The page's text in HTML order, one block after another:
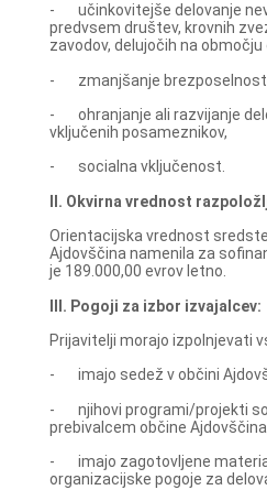
- učinkovitejše delovanje
predvsem društev, krovnih
zavodov, delujočih na
- zmanjšanje
- ohranjanje ali razvijanje
vključenih posameznikov,
- socialna vključenost.
II. Okvirna vrednost
Orientacijska vrednost
Ajdovščina namenila za
je 189.000,00 evrov letno.
III. Pogoji za izbor izvajalcev:
Prijavitelji morajo izpolnjevati
- imajo sedež v občini
- njihovi programi/projekti so
prebivalcem občine
- imajo zagotovljene
organizacijske pogoje za